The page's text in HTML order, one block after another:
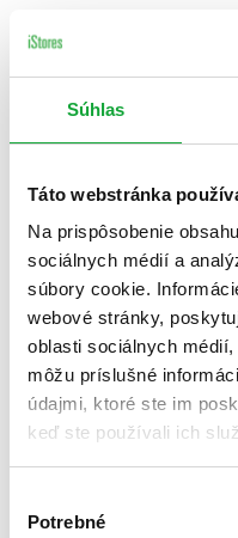
Súhlas
Táto webstránka
Na prispôsobenie
sociálnych médií a
súbory cookie.
webové stránky,
oblasti sociálnych
môžu príslušné
údajmi, ktoré ste im
keď ste používali ich
súhlasu
Potrebné